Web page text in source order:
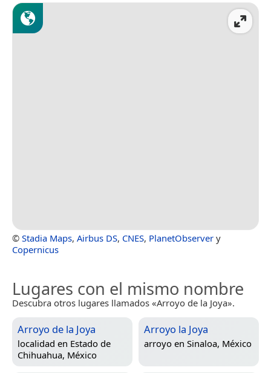
© Stadia Maps, Airbus DS, CNES, PlanetObserver y
Copernicus
Lugares con el mismo nombre
Descubra otros lugares llamados «Arroyo de la Joya».
Arroyo de la Joya
localidad en Estado de
Chihuahua, México
Arroyo la Joya
arroyo en Sinaloa, México